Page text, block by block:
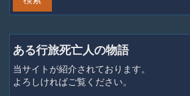
ある行旅死亡人の物語
当サイトが紹介されております。
よろしければご覧ください。